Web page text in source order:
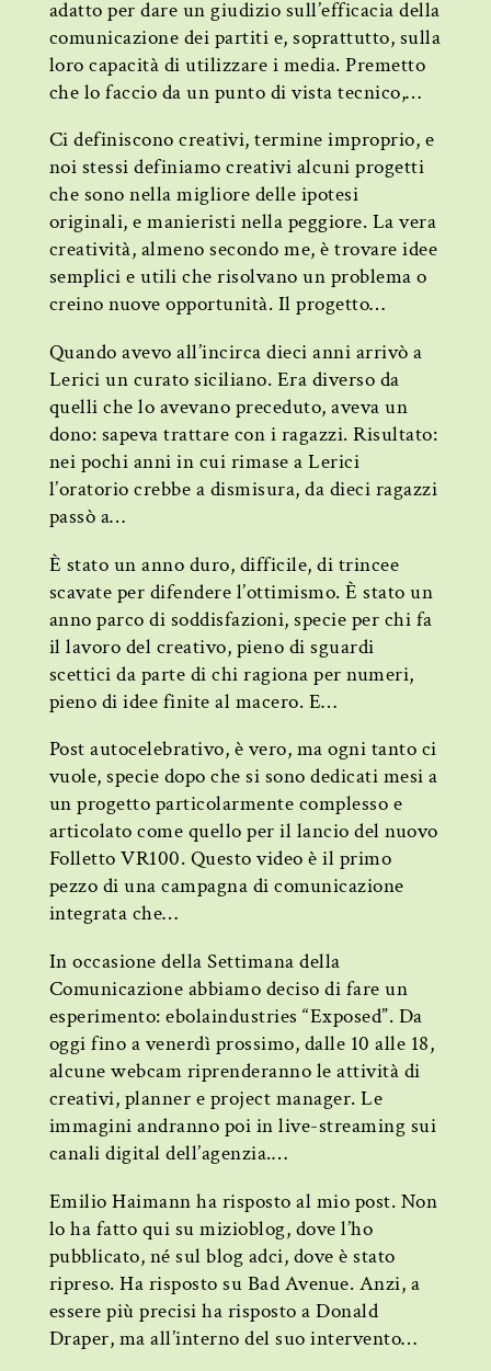
adatto per dare un giudizio sull’efficacia della
comunicazione dei partiti e, soprattutto, sulla
loro capacità di utilizzare i media. Premetto
che lo faccio da un punto di vista tecnico,…
Ci definiscono creativi, termine improprio, e
noi stessi definiamo creativi alcuni progetti
che sono nella migliore delle ipotesi
originali, e manieristi nella peggiore. La vera
creatività, almeno secondo me, è trovare idee
semplici e utili che risolvano un problema o
creino nuove opportunità. Il progetto…
Quando avevo all’incirca dieci anni arrivò a
Lerici un curato siciliano. Era diverso da
quelli che lo avevano preceduto, aveva un
dono: sapeva trattare con i ragazzi. Risultato:
nei pochi anni in cui rimase a Lerici
l’oratorio crebbe a dismisura, da dieci ragazzi
passò a…
È stato un anno duro, difficile, di trincee
scavate per difendere l’ottimismo. È stato un
anno parco di soddisfazioni, specie per chi fa
il lavoro del creativo, pieno di sguardi
scettici da parte di chi ragiona per numeri,
pieno di idee finite al macero. E…
Post autocelebrativo, è vero, ma ogni tanto ci
vuole, specie dopo che si sono dedicati mesi a
un progetto particolarmente complesso e
articolato come quello per il lancio del nuovo
Folletto VR100. Questo video è il primo
pezzo di una campagna di comunicazione
integrata che…
In occasione della Settimana della
Comunicazione abbiamo deciso di fare un
esperimento: ebolaindustries “Exposed”. Da
oggi fino a venerdì prossimo, dalle 10 alle 18,
alcune webcam riprenderanno le attività di
creativi, planner e project manager. Le
immagini andranno poi in live-streaming sui
canali digital dell’agenzia.…
Emilio Haimann ha risposto al mio post. Non
lo ha fatto qui su mizioblog, dove l’ho
pubblicato, né sul blog adci, dove è stato
ripreso. Ha risposto su Bad Avenue. Anzi, a
essere più precisi ha risposto a Donald
Draper, ma all’interno del suo intervento…